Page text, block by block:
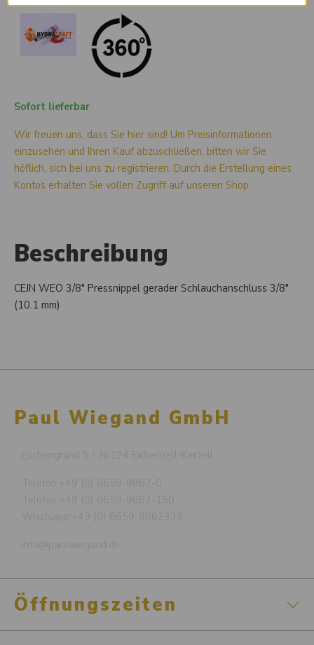
Sofort lieferbar
Wir freuen uns, dass Sie hier sind! Um Preisinformationen
einzusehen und Ihren Kauf abzuschließen, bitten wir Sie
höflich, sich bei uns zu registrieren. Durch die Erstellung eines
Kontos erhalten Sie vollen Zugriff auf unseren Shop.
Beschreibung
CEJN WEO 3/8" Pressnippel gerader Schlauchanschluss 3/8"
(10.1 mm)
Paul Wiegand GmbH
Öffnungszeiten